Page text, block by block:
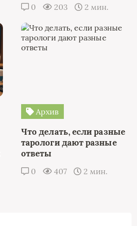
0 203 2 мин.
Архив
Что делать, если разные
тарологи дают разные
ответы
0 407 2 мин.